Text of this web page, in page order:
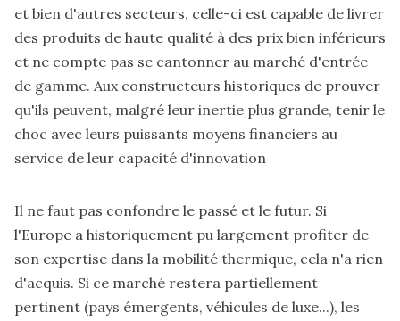
et bien d'autres secteurs, celle-ci est capable de livrer
des produits de haute qualité à des prix bien inférieurs
et ne compte pas se cantonner au marché d'entrée
de gamme. Aux constructeurs historiques de prouver
qu'ils peuvent, malgré leur inertie plus grande, tenir le
choc avec leurs puissants moyens financiers au
service de leur capacité d'innovation
Il ne faut pas confondre le passé et le futur. Si
l'Europe a historiquement pu largement profiter de
son expertise dans la mobilité thermique, cela n'a rien
d'acquis. Si ce marché restera partiellement
pertinent (pays émergents, véhicules de luxe...), les